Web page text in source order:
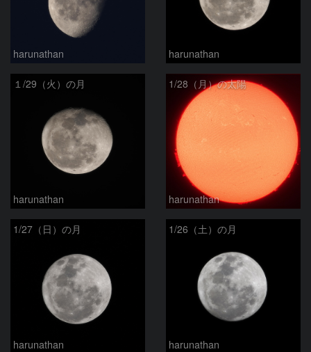
harunathan harunathan
１/29（火）の月
harunathan
1/28（月）の太陽
harunathan
1/27（日）の月
harunathan
1/26（土）の月
harunathan